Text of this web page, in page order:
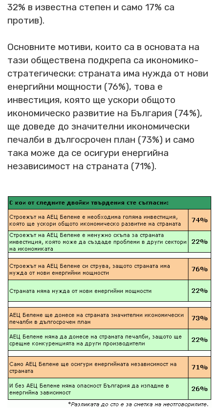
32% в известна степен и само 17% са
против).
Основните мотиви, които са в основата на
тази обществена подкрепа са икономико-
стратегически: страната има нужда от нови
енергийни мощности (76%), това е
инвестиция, която ще ускори общото
икономическо развитие на България (74%),
ще доведе до значителни икономически
печалби в дългосрочен план (73%) и само
така може да се осигури енергийна
независимост на страната (71%).